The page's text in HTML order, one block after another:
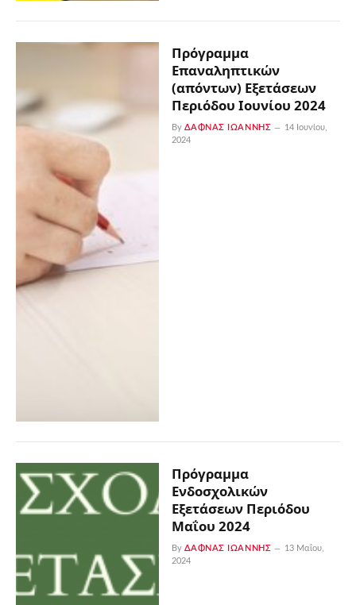
Πρόγραμμα
Επαναληπτικών
(απόντων) Εξετάσεων
Περιόδου Ιουνίου 2024
By ΔΑΦΝΆΣ ΙΩΆΝΝΗΣ
14 Ιουνίου,
2024
Πρόγραμμα
Ενδοσχολικών
Εξετάσεων Περιόδου
Μαΐου 2024
By ΔΑΦΝΆΣ ΙΩΆΝΝΗΣ
13 Μαΐου,
2024